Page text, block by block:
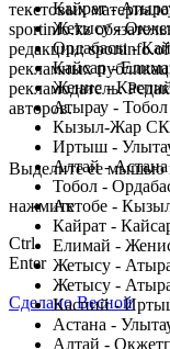
Кайрат -
Жетысу -
Ордабасы -
Кайсар -
Женис -
Атырау - Тобол
Кызыл-Жар СК
Иртыш -
Алтай - Астана
Тобол -
Актобе -
Кайрат -
Елимай -
Жетысу -
Жетысу -
Каспий -
Астана -
Алтай -
текстовых
sportinfo.kz
редакции:
рекламных
рекламодатель.
авторов.
Заметили ошибку в
Выделите ее мышью
нажмите
Ctrl
Enter
Сделано Весной